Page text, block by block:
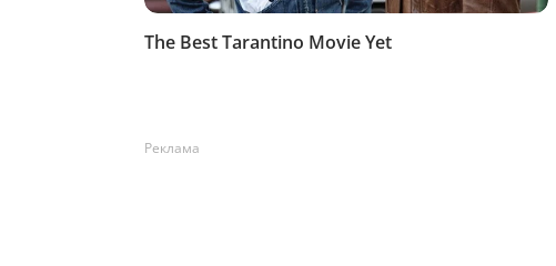
Реклама